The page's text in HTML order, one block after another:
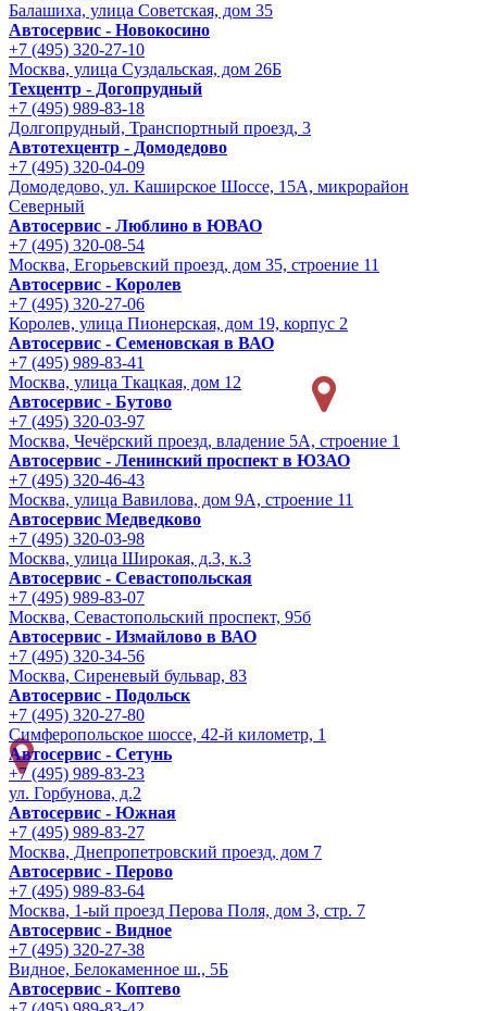
Балашиха, улица Советская, дом 35
Автосервис - Новокосино
+7 (495) 320-27-10
Москва, улица Суздальская, дом 26Б
Техцентр - Догопрудный
+7 (495) 989-83-18
Долгопрудный, Транспортный проезд, 3
Автотехцентр - Домодедово
+7 (495) 320-04-09
Домодедово, ул. Каширское Шоссе, 15А, микрорайон
Северный
Автосервис - Люблино в ЮВАО
+7 (495) 320-08-54
Москва, Егорьевский проезд, дом 35, строение 11
Автосервис - Королев
+7 (495) 320-27-06
Королев, улица Пионерская, дом 19, корпус 2
Автосервис - Семеновская в ВАО
+7 (495) 989-83-41
Москва, улица Ткацкая, дом 12
Автосервис - Бутово
+7 (495) 320-03-97
Москва, Чечёрский проезд, владение 5А, строение 1
Автосервис - Ленинский проспект в ЮЗАО
+7 (495) 320-46-43
Москва, улица Вавилова, дом 9A, строение 11
Автосервис Медведково
+7 (495) 320-03-98
Москва, улица Широкая, д.3, к.3
Автосервис - Cевастопольская
+7 (495) 989-83-07
Москва, Севастопольский проспект, 95б
Автосервис - Измайлово в ВАО
+7 (495) 320-34-56
Москва, Сиреневый бульвар, 83
Автосервис - Подольск
+7 (495) 320-27-80
Симферопольское шоссе, 42-й километр, 1
Автосервис - Сетунь
+7 (495) 989-83-23
ул. Горбунова, д.2
Автосервис - Южная
+7 (495) 989-83-27
Москва, Днепропетровский проезд, дом 7
Автосервис - Перово
+7 (495) 989-83-64
Москва, 1-ый проезд Перова Поля, дом 3, стр. 7
Автосервис - Видное
+7 (495) 320-27-38
Видное, Белокаменное ш., 5Б
Автосервис - Коптево